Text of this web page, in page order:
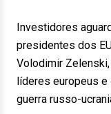
Investidores
presidentes dos
Volodimir
líderes europeus e
guerra russo-